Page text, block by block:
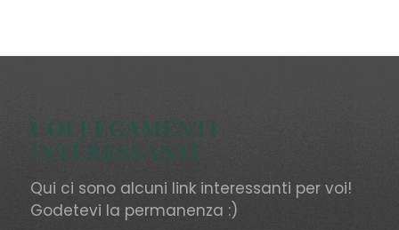
COLLEGAMENTI
INTERESSANTI
Qui ci sono alcuni link interessanti per voi!
Godetevi la permanenza :)